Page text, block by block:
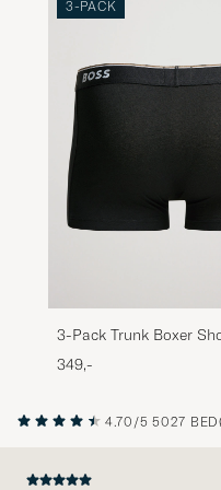
Kvalitet från CDLP👍🏻
ANDERS O KØBTE
Sitter perfekt och
3-PACK
3-Pack Trunk Boxer
349,-
4.70/5 5027